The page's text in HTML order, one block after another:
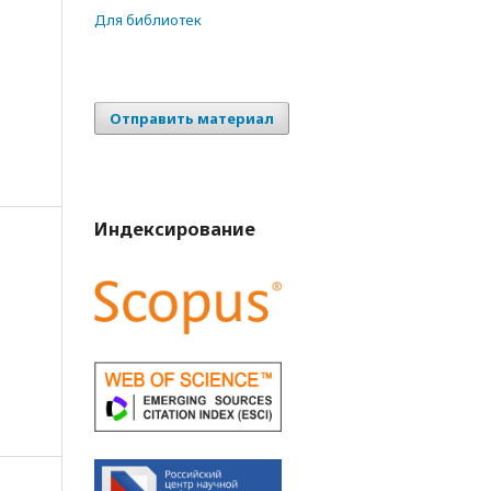
Для библиотек
Отправить материал
Индексирование